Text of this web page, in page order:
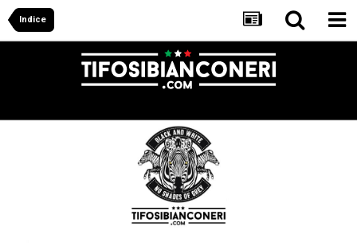
Indice